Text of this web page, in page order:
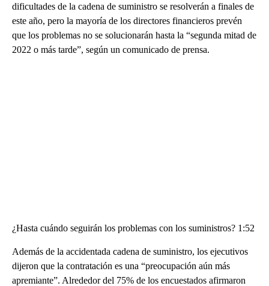
dificultades de la cadena de suministro se resolverán a finales de
este año, pero la mayoría de los directores financieros prevén
que los problemas no se solucionarán hasta la “segunda mitad de
2022 o más tarde”, según un comunicado de prensa.
¿Hasta cuándo seguirán los problemas con los suministros? 1:52
Además de la accidentada cadena de suministro, los ejecutivos
dijeron que la contratación es una “preocupación aún más
apremiante”. Alrededor del 75% de los encuestados afirmaron